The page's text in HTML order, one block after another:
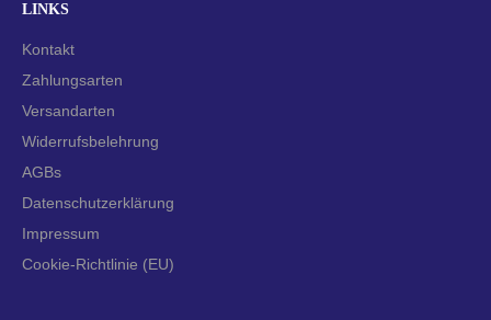
LINKS
Kontakt
Zahlungsarten
Versandarten
Widerrufsbelehrung
AGBs
Datenschutzerklärung
Impressum
Cookie-Richtlinie (EU)